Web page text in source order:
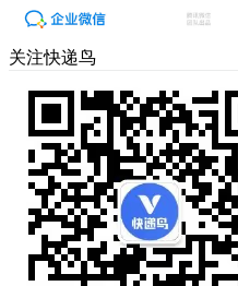
关注快递鸟